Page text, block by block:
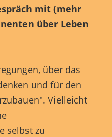
mit (mehr
über Leben
über das
und für den
Vielleicht
selbst zu